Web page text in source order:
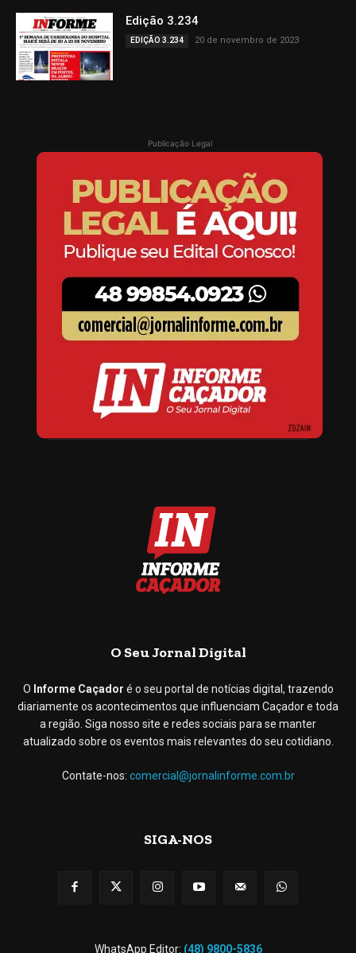
Edição 3.234
EDIÇÃO 3.234 20 de novembro de 2023
Publicação Legal
O Seu Jornal Digital
O Informe Caçador é o seu portal de notícias digital, trazendo
diariamente os acontecimentos que influenciam Caçador e toda
a região. Siga nosso site e redes sociais para se manter
atualizado sobre os eventos mais relevantes do seu cotidiano.
Contate-nos: comercial@jornalinforme.com.br
SIGA-NOS
WhatsApp Editor: (48) 9800-5836